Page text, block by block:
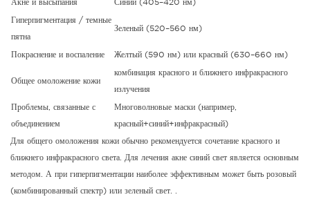
Акне и высыпания Синий (405–420 нм)
Гиперпигментация / темные
пятна
Зеленый (520–560 нм)
Покраснение и воспаление Желтый (590 нм) или красный (630–660 нм)
Общее омоложение кожи
комбинация красного и ближнего инфракрасного
излучения
Проблемы, связанные с
объединением
Многоволновые маски (например,
красный+синий+инфракрасный)
Для общего омоложения кожи обычно рекомендуется сочетание красного и
ближнего инфракрасного света. Для лечения акне синий свет является основным
методом. А при гиперпигментации наиболее эффективным может быть розовый
(комбинированный спектр) или зеленый свет. .